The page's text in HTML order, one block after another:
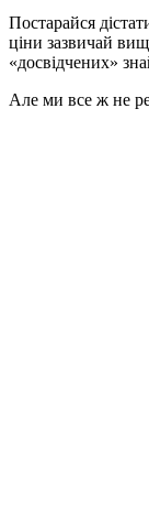
Постарайся
ціни зазвичай
«досвідчених»
Але ми все ж не